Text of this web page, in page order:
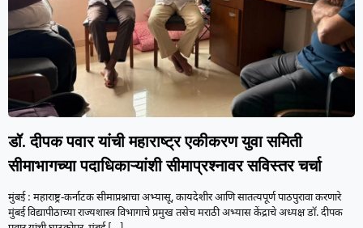
डॉ. दीपक पवार यांची महाराष्ट्र एकीकरण युवा समिती
सीमाभागच्या पदाधिकाऱ्यांशी सीमाप्रश्नावर सविस्तर चर्चा
मुंबई : महाराष्ट्र-कर्नाटक सीमाप्रश्नाचा अभ्यासू, कायदेशीर आणि सातत्यपूर्ण पाठपुरावा करणारे
मुंबई विद्यापीठाच्या राज्यशास्त्र विभागाचे प्रमुख तसेच मराठी अभ्यास केंद्राचे अध्यक्ष डॉ. दीपक